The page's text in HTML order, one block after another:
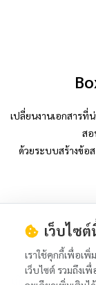
เปลี่ยนงานเอกสารที่
สอ
ด้วยระบบสร้างข้อ
Tiktok :
เกี่ยวกับเรา
นโย
เว็บไซ
เราใช้คุกกี้เพื่อเ
เว็บไซต์ รวมถึงเ